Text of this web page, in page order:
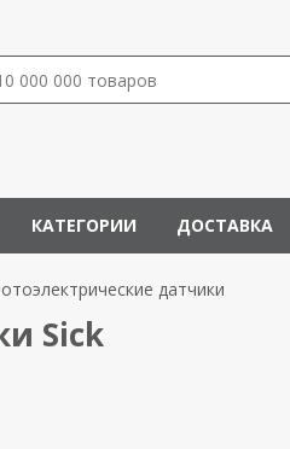
КАТЕГОРИИ ДОСТАВКА
датчики
Sick